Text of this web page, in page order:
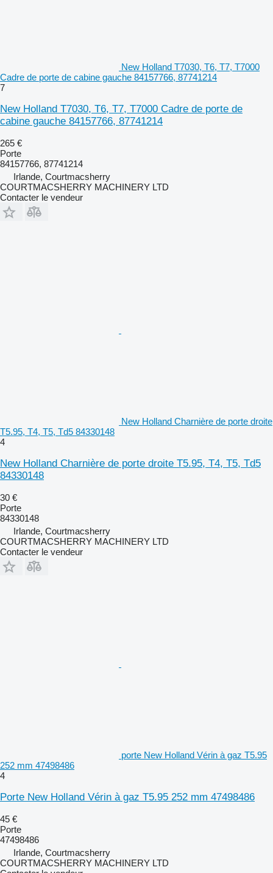
New Holland T7030, T6, T7, T7000
Cadre de porte de cabine gauche 84157766, 87741214
7
New Holland T7030, T6, T7, T7000 Cadre de porte de
cabine gauche 84157766, 87741214
265 €
Porte
84157766, 87741214
Irlande, Courtmacsherry
COURTMACSHERRY MACHINERY LTD
Contacter le vendeur
New Holland Charnière de porte droite
T5.95, T4, T5, Td5 84330148
4
New Holland Charnière de porte droite T5.95, T4, T5, Td5
84330148
30 €
Porte
84330148
Irlande, Courtmacsherry
COURTMACSHERRY MACHINERY LTD
Contacter le vendeur
porte New Holland Vérin à gaz T5.95
252 mm 47498486
4
Porte New Holland Vérin à gaz T5.95 252 mm 47498486
45 €
Porte
47498486
Irlande, Courtmacsherry
COURTMACSHERRY MACHINERY LTD